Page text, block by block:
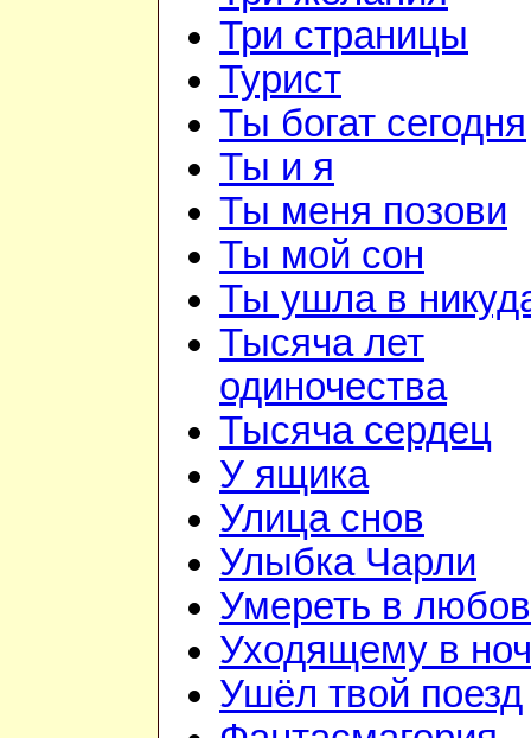
Три страницы
Турист
Ты богат сегодня
Ты и я
Ты меня позови
Ты мой сон
Ты ушла в
Тысяча лет
одиночества
Тысяча сердец
У ящика
Улица снов
Улыбка Чарли
Умереть в
Уходящему в
Ушёл твой поезд